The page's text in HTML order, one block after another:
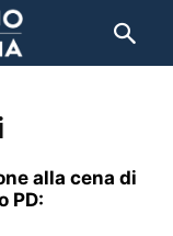
alla cena di
PD: